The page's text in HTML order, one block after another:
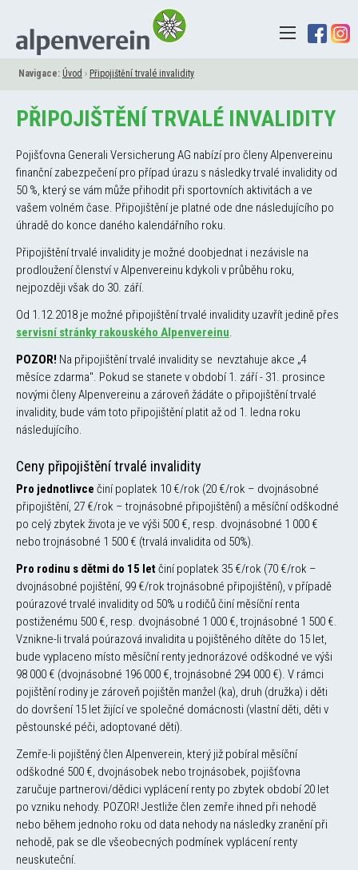
Navigace: Úvod › Připojištění trvalé invalidity
PŘIPOJIŠTĚNÍ TRVALÉ INVALIDITY
Pojišťovna Generali Versicherung AG nabízí pro členy Alpenvereinu
finanční zabezpečení pro případ úrazu s následky trvalé invalidity od
50 %, který se vám může přihodit při sportovních aktivitách a ve
vašem volném čase. Připojištění je platné ode dne následujícího po
úhradě do konce daného kalendářního roku.
Připojištění trvalé invalidity je možné doobjednat i nezávisle na
prodloužení členství v Alpenvereinu kdykoli v průběhu roku,
nejpozději však do 30. září.
Od 1.12.2018 je možné připojištění trvalé invalidity uzavřít jedině přes
servisní stránky rakouského Alpenvereinu.
POZOR! Na připojištění trvalé invalidity se nevztahuje akce „4
měsíce zdarma". Pokud se stanete v období 1. září - 31. prosince
novými členy Alpenvereinu a zároveň žádáte o připojištění trvalé
invalidity, bude vám toto připojištění platit až od 1. ledna roku
následujícího.
Ceny připojištění trvalé invalidity
Pro jednotlivce činí poplatek 10 €/rok (20 €/rok – dvojnásobné
připojištění, 27 €/rok – trojnásobné připojištění) a měsíční odškodné
po celý zbytek života je ve výši 500 €, resp. dvojnásobné 1 000 €
nebo trojnásobné 1 500 € (trvalá invalidita od 50%).
Pro rodinu s dětmi do 15 letčiní poplatek 35 €/rok (70 €/rok –
dvojnásobné pojištění, 99 €/rok trojnásobné připojištění), v případě
poúrazové trvalé invalidity od 50% u rodičů činí měsíční renta
postiženému 500 €, resp. dvojnásobné 1 000 €, trojnásobné 1 500 €.
Vznikne-li trvalá poúrazová invalidita u pojištěného dítěte do 15 let,
bude vyplaceno místo měsíční renty jednorázové odškodné ve výši
98 000 € (dvojnásobné 196 000 €, trojnásobné 294 000 €). V rámci
pojištění rodiny je zároveň pojištěn manžel (ka), druh (družka) i děti
do dovršení 15 let žijící ve společné domácnosti (vlastní děti, děti v
pěstounské péči, adoptované děti).
Zemře-li pojištěný člen Alpenverein, který již pobíral měsíční
odškodné 500 €, dvojnásobek nebo trojnásobek, pojišťovna
zaručuje partnerovi/dědici vyplácení renty po zbytek období 20 let
po vzniku nehody. POZOR! Jestliže člen zemře ihned při nehodě
nebo během jednoho roku od data nehody na následky zranění při
nehodě, pak se dle všeobecných podmínek vyplácení renty
neuskuteční.